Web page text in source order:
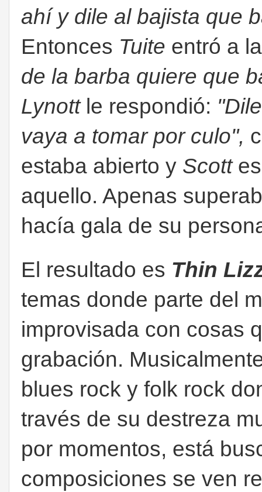
ahí y dile al bajista que
Entonces Tuite entró a
de la barba quiere que
Lynottle respondió:
vaya a tomar por culo",
estaba abierto y Scott
aquello. Apenas
hacía gala de su
El resultado es Thin
temas donde parte del
improvisada con cosas
grabación.
blues rock y folk rock
través de su destreza
por momentos, está
composiciones se ven